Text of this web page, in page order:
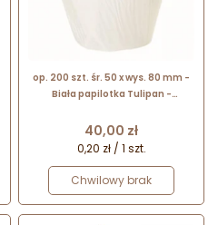
op. 200 szt. śr. 50 x wys. 80 mm -
Biała papilotka Tulipan -
muffinek
Cena
40,00 zł
0,20 zł / 1 szt.
Chwilowy brak